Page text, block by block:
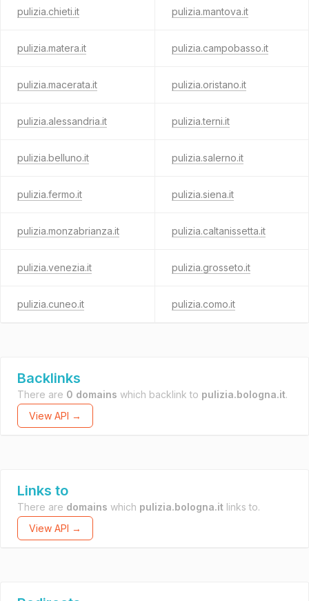
pulizia.chieti.it pulizia.mantova.it
pulizia.matera.it pulizia.campobasso.it
pulizia.macerata.it pulizia.oristano.it
pulizia.alessandria.it pulizia.terni.it
pulizia.belluno.it pulizia.salerno.it
pulizia.fermo.it pulizia.siena.it
pulizia.monzabrianza.it pulizia.caltanissetta.it
pulizia.venezia.it pulizia.grosseto.it
pulizia.cuneo.it pulizia.como.it
Backlinks
There are 0 domains which backlink to pulizia.bologna.it.
View API →
Links to
There are domains which pulizia.bologna.it links to.
View API →